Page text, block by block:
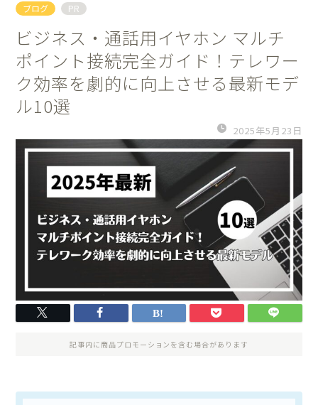
ブログ PR
ビジネス・通話用イヤホン マルチ
ポイント接続完全ガイド！テレワー
ク効率を劇的に向上させる最新モデ
ル10選
2025年5月23日
記事内に商品プロモーションを含む場合があります